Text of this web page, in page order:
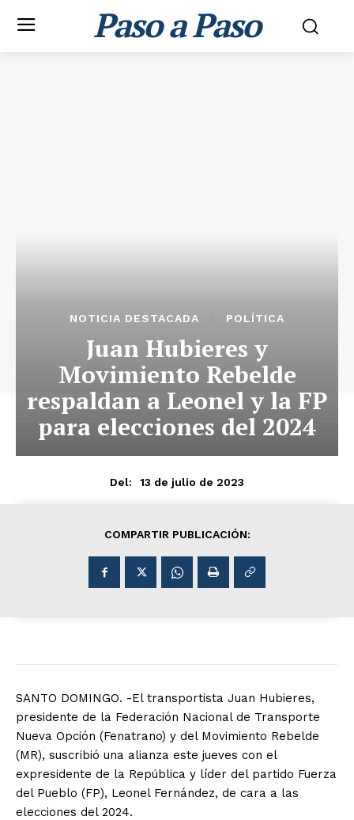
Paso a Paso
NOTICIA DESTACADA POLÍTICA
Juan Hubieres y
Movimiento Rebelde
respaldan a Leonel y la FP
para elecciones del 2024
Del: 13 de julio de 2023
COMPARTIR PUBLICACIÓN:
SANTO DOMINGO. -El transportista Juan Hubieres,
presidente de la Federación Nacional de Transporte
Nueva Opción (Fenatrano) y del Movimiento Rebelde
(MR), suscribió una alianza este jueves con el
expresidente de la República y líder del partido Fuerza
del Pueblo (FP), Leonel Fernández, de cara a las
elecciones del 2024.